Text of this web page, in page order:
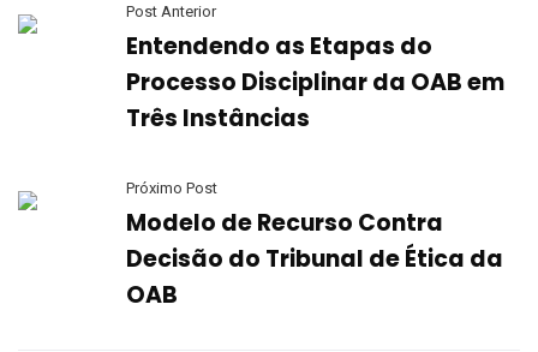
Post Anterior
Entendendo as Etapas do
Processo Disciplinar da OAB em
Três Instâncias
Próximo Post
Modelo de Recurso Contra
Decisão do Tribunal de Ética da
OAB